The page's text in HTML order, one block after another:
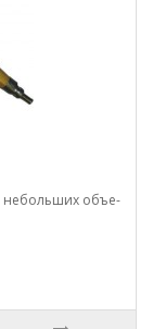
небольших объе­